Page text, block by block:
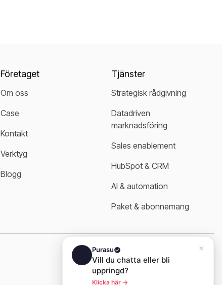
Företaget
Om oss
Case
Kontakt
Verktyg
Blogg
Tjänster
Strategisk rådgivning
Datadriven
marknadsföring
Sales enablement
HubSpot & CRM
AI & automation
Paket & abonnemang